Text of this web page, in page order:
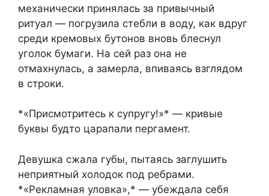
механически принялась за привычный
ритуал — погрузила стебли в воду, как вдруг
среди кремовых бутонов вновь блеснул
уголок бумаги. На сей раз она не
отмахнулась, а замерла, впиваясь взглядом
в строки.
*«Присмотритесь к супругу!»* — кривые
буквы будто царапали пергамент.
Девушка сжала губы, пытаясь заглушить
неприятный холодок под ребрами.
*«Рекламная уловка»,* — убеждала себя